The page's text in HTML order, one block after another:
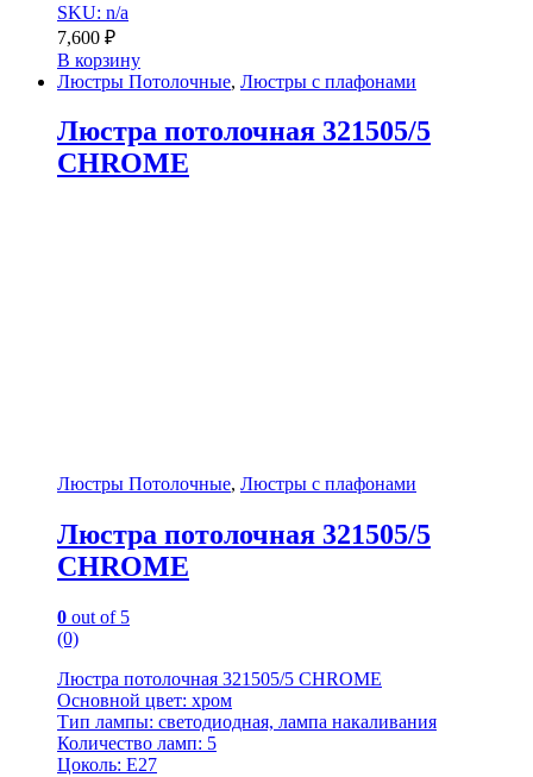
SKU: n/a
7,600 ₽
В корзину
Люстры Потолочные, Люстры с плафонами
Люстра потолочная 321505/5
CHROME
Люстры Потолочные, Люстры с плафонами
Люстра потолочная 321505/5
CHROME
0 out of 5
(0)
Люстра потолочная 321505/5 CHROME
Основной цвет: хром
Тип лампы: светодиодная, лампа накаливания
Количество ламп: 5
Цоколь: E27